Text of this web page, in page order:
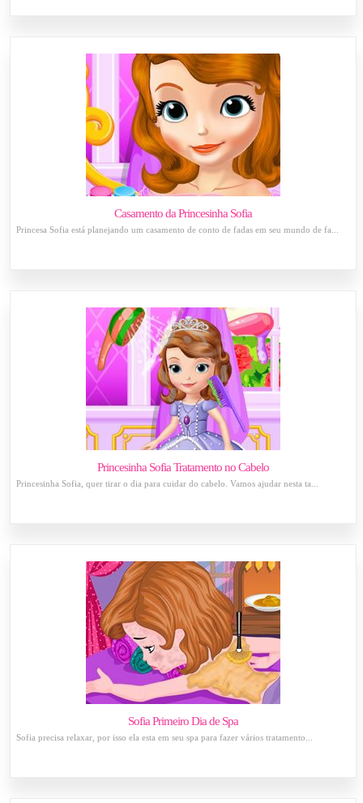
Casamento da Princesinha Sofia
Princesa Sofia está planejando um casamento de conto de fadas em seu mundo de fa...
Princesinha Sofia Tratamento no Cabelo
Princesinha Sofia, quer tirar o dia para cuidar do cabelo. Vamos ajudar nesta ta...
Sofia Primeiro Dia de Spa
Sofia precisa relaxar, por isso ela esta em seu spa para fazer vários tratamento...